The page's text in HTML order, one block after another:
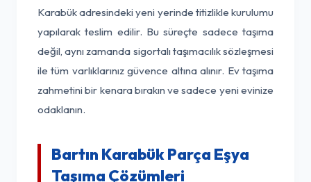
Karabük adresindeki yeni yerinde titizlikle kurulumu
yapılarak teslim edilir. Bu süreçte sadece taşıma
değil, aynı zamanda sigortalı taşımacılık sözleşmesi
ile tüm varlıklarınız güvence altına alınır. Ev taşıma
zahmetini bir kenara bırakın ve sadece yeni evinize
odaklanın.
Bartın Karabük Parça Eşya
Taşıma Çözümleri